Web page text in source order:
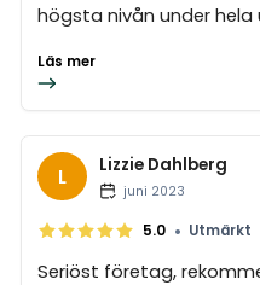
högsta nivån under
Läs mer
L Lizzie Dahlberg
juni 2023
5.0 • Utmärkt
Seriöst företag,